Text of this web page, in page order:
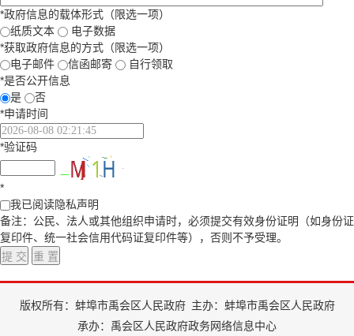
*政府信息的载体形式（限选一项）
纸质文本
电子数据
*获取政府信息的方式（限选一项）
电子邮件
信函邮寄
自行领取
*是否公开信息
是
否
*申请时间
*验证码
*
我已阅读隐私声明
备注：公民、法人或其他组织申请时，必须提交有效身份证明（如身份证
复印件、统一社会信用代码证复印件等），否则不予受理。
版权所有：蚌埠市禹会区人民政府 主办：蚌埠市禹会区人民政府
承办：禹会区人民政府政务网络信息中心